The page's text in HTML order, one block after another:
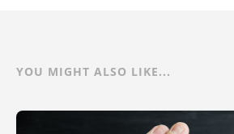
YOU MIGHT ALSO LIKE...